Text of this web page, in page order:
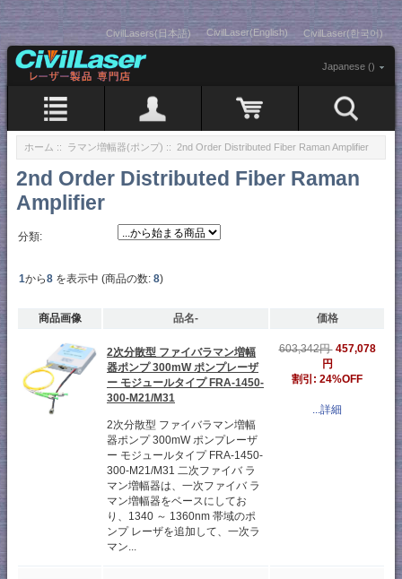
CivilLasers(日本語) CivilLaser(English) CivilLaser(한국어)
Japanese ()
ホーム :: ラマン増幅器(ポンプ) :: 2nd Order Distributed Fiber Raman Amplifier
2nd Order Distributed Fiber Raman
Amplifier
分類:
1から8 を表示中 (商品の数: 8)
商品画像 品名- 価格
2次分散型 ファイバラマン増幅
器ポンプ 300mW ポンプレーザ
ー モジュールタイプ FRA-1450-
300-M21/M31
2次分散型 ファイバラマン増幅
器ポンプ 300mW ポンプレーザ
ー モジュールタイプ FRA-1450-
300-M21/M31 二次ファイバ ラ
マン増幅器は、一次ファイバ ラ
マン増幅器をベースにしてお
り、1340 ～ 1360nm 帯域のポ
ンプ レーザを追加して、一次ラ
マン...
603,342円 457,078
円
割引: 24%OFF
...詳細